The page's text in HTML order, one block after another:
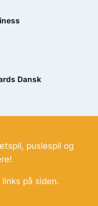
Dansk
puslespil og
på siden.